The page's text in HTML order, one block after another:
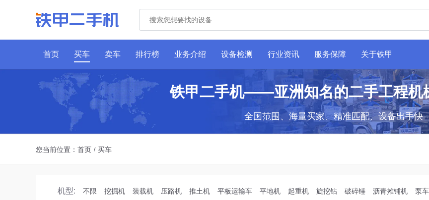
首页 买车 卖车 排行榜 业务介绍 设备检测 行业资讯 服务保障 关于铁甲
铁甲二手机——亚洲知名的二手工程机
全国范围、海量买家、精准匹配、设备出手快
您当前位置： 首页 / 买车
机型: 不限 挖掘机 装载机 压路机 推土机 平板运输车 平地机 起重机 旋挖钻 破碎锤 沥青摊铺机 泵车